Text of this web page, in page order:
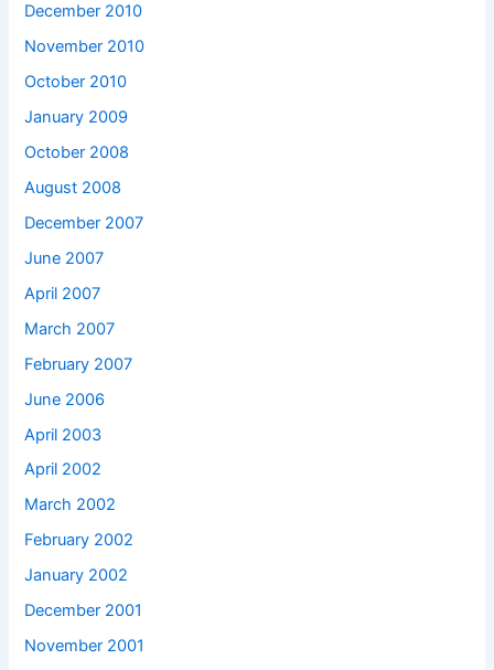
December 2010
November 2010
October 2010
January 2009
October 2008
August 2008
December 2007
June 2007
April 2007
March 2007
February 2007
June 2006
April 2003
April 2002
March 2002
February 2002
January 2002
December 2001
November 2001